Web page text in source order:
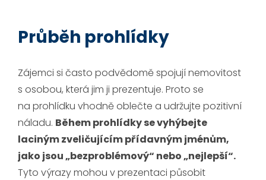
Průběh prohlídky
Zájemci si často podvědomě spojují nemovitost
s osobou, která jim ji prezentuje. Proto se
na prohlídku vhodně oblečte a udržujte pozitivní
náladu. Během prohlídky se vyhýbejte
laciným zveličujícím přídavným jménům,
jako jsou „bezproblémový“ nebo „nejlepší“.
Tyto výrazy mohou v prezentaci působit